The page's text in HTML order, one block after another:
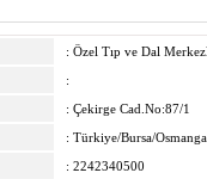
: Özel Tıp ve Dal
:
: Çekirge Cad.No:87/1
: Türkiye/Bursa/
: 2242340500